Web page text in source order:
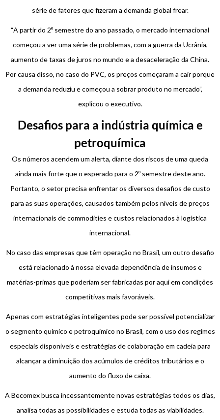
série de fatores que fizeram a demanda global frear.
“A partir do 2º semestre do ano passado, o mercado internacional
começou a ver uma série de problemas, com a guerra da Ucrânia,
aumento de taxas de juros no mundo e a desaceleração da China.
Por causa disso, no caso do PVC, os preços começaram a cair porque
a demanda reduziu e começou a sobrar produto no mercado”,
explicou o executivo.
Desafios para a indústria química e
petroquímica
Os números acendem um alerta, diante dos riscos de uma queda
ainda mais forte que o esperado para o 2º semestre deste ano.
Portanto, o setor precisa enfrentar os diversos desafios de custo
para as suas operações, causados também pelos níveis de preços
internacionais de commodities e custos relacionados à logística
internacional.
No caso das empresas que têm operação no Brasil, um outro desafio
está relacionado à nossa elevada dependência de insumos e
matérias-primas que poderiam ser fabricadas por aqui em condições
competitivas mais favoráveis.
Apenas com estratégias inteligentes pode ser possível potencializar
o segmento químico e petroquímico no Brasil, com o uso dos regimes
especiais disponíveis e estratégias de colaboração em cadeia para
alcançar a diminuição dos acúmulos de créditos tributários e o
aumento do fluxo de caixa.
A Becomex busca incessantemente novas estratégias todos os dias,
analisa todas as possibilidades e estuda todas as viabilidades.